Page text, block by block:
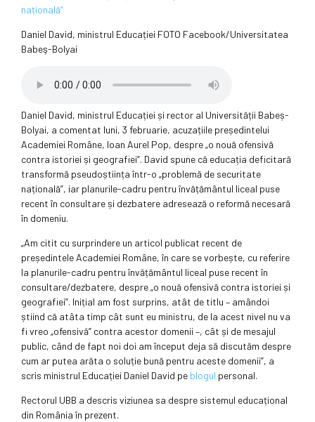
Daniel David, ministrul Educației FOTO Facebook/Universitatea
Babeş-Bolyai
Daniel David, ministrul Educației și rector al Universității Babeș-
Bolyai, a comentat luni, 3 februarie, acuzațiile președintelui
Academiei Române, Ioan Aurel Pop, despre „o nouă ofensivă
contra istoriei și geografiei”. David spune că educația deficitară
transformă pseudoștiința într-o „problemă de securitate
națională”, iar planurile-cadru pentru învățământul liceal puse
recent în consultare și dezbatere adresează o reformă necesară
în domeniu.
„Am citit cu surprindere un articol publicat recent de
președintele Academiei Române, în care se vorbește, cu referire
la planurile-cadru pentru învățământul liceal puse recent în
consultare/dezbatere, despre „o nouă ofensivă contra istoriei și
geografiei”. Inițial am fost surprins, atât de titlu – amândoi
știind că atâta timp cât sunt eu ministru, de la acest nivel nu va
fi vreo „ofensivă” contra acestor domenii –, cât și de mesajul
public, când de fapt noi doi am început deja să discutăm despre
cum ar putea arăta o soluție bună pentru aceste domenii”, a
scris ministrul Educației Daniel David pe blogul personal.
Rectorul UBB a descris viziunea sa despre sistemul educațional
din România în prezent.